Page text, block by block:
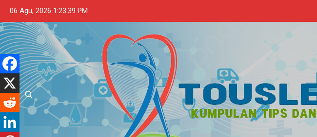
Skip
content
06 Agu, 2026 1:23:40 PM